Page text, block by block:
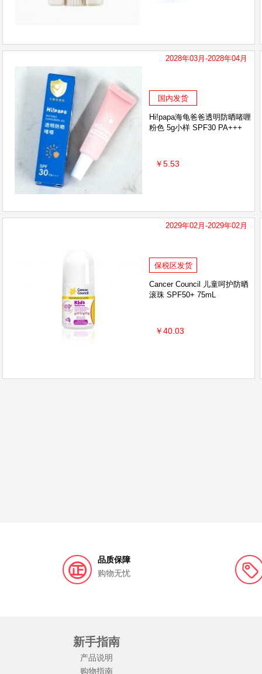
2028年03月-2028年04月
国内发货
Hi!papa海龟爸爸透明防晒啫喱
粉色 5g小样 SPF30 PA+++
￥5.53
2029年02月-2029年02月
保税区发货
Cancer Council 儿童呵护防晒
滚珠 SPF50+ 75mL
￥40.03
品质保障
购物无忧
新手指南
产品说明
购物指南